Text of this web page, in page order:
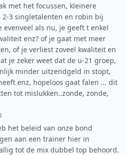
met het focussen, kleinere
2-3 singletalenten en robin bij
evenveel als nu, je geeft t enkel
enz? of je gaat met meer
of je verliest zoveel kwaliteit en
je zeker weet dat de u-21 groep,
minder uitzendgeld in stopt,
enz, hopeloos gaat falen ... dit
tot mislukken..zonde, zonde,
het beleid van onze bond
aan een trainer hier in
tot de mix dubbel top behoord.